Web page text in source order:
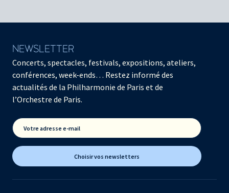
NEWSLETTER
Concerts, spectacles, festivals, expositions, ateliers,
conférences, week-ends… Restez informé des
actualités de la Philharmonie de Paris et de
l’Orchestre de Paris.
Votre adresse e-mail
Choisir vos newsletters